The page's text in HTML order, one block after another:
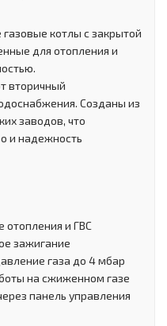
газовые котлы с закрытой
для отопления и
вторичный
Созданы из
заводов, что
и надежность
и ГВС
зажигание
газа до 4 мбар
на сжиженном газе
панель управления